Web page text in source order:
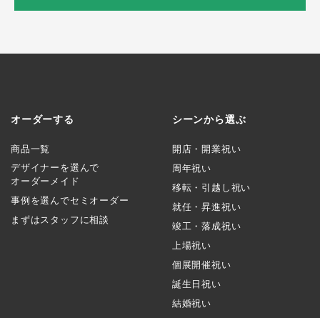
オーダーする
商品一覧
デザイナーを選んで
オーダーメイド
事例を選んでセミオーダー
まずはスタッフに相談
シーンから選ぶ
開店・開業祝い
周年祝い
移転・引越し祝い
就任・昇進祝い
竣工・落成祝い
上場祝い
個展開催祝い
誕生日祝い
結婚祝い